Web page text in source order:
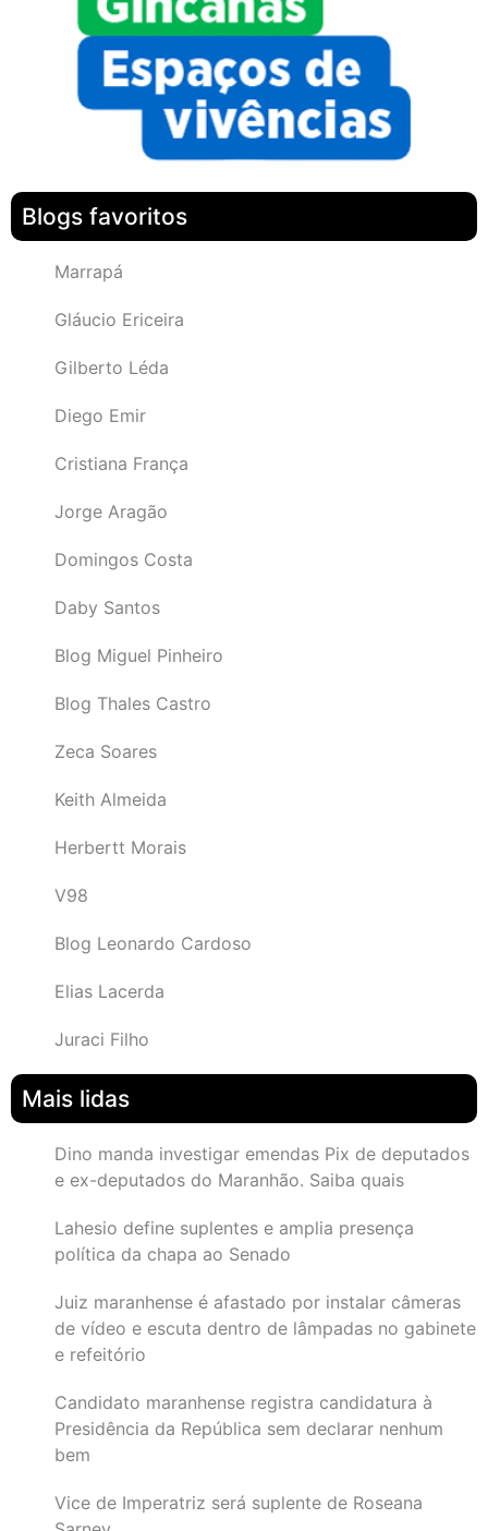
Blogs favoritos
Marrapá
Gláucio Ericeira
Gilberto Léda
Diego Emir
Cristiana França
Jorge Aragão
Domingos Costa
Daby Santos
Blog Miguel Pinheiro
Blog Thales Castro
Zeca Soares
Keith Almeida
Herbertt Morais
V98
Blog Leonardo Cardoso
Elias Lacerda
Juraci Filho
Mais lidas
Dino manda investigar emendas Pix de deputados
e ex-deputados do Maranhão. Saiba quais
Lahesio define suplentes e amplia presença
política da chapa ao Senado
Juiz maranhense é afastado por instalar câmeras
de vídeo e escuta dentro de lâmpadas no gabinete
e refeitório
Candidato maranhense registra candidatura à
Presidência da República sem declarar nenhum
bem
Vice de Imperatriz será suplente de Roseana